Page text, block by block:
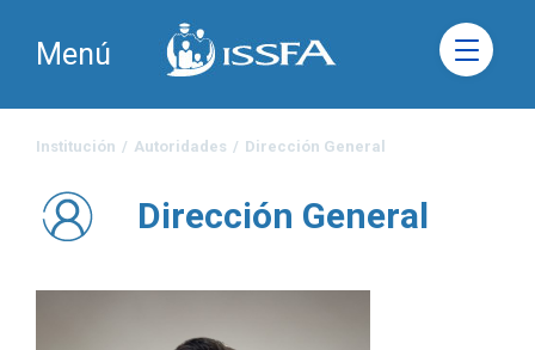
Menú
Institución / Autoridades / Dirección General
Dirección General